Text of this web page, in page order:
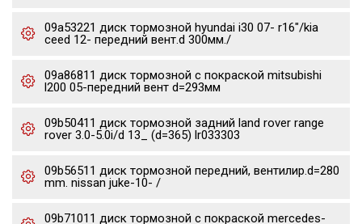
09a53221 диск тормозной hyundai i30 07- r16"/kia
ceed 12- передний вент.d 300мм./
09a86811 диск тормозной с покраской mitsubishi
l200 05-передний вент d=293мм
09b50411 диск тормозной задний land rover range
rover 3.0-5.0i/d 13_ (d=365) lr033303
09b56511 диск тормозной передний, вентилир.d=280
mm. nissan juke-10- /
09b71011 диск тормозной с покраской mercedes-